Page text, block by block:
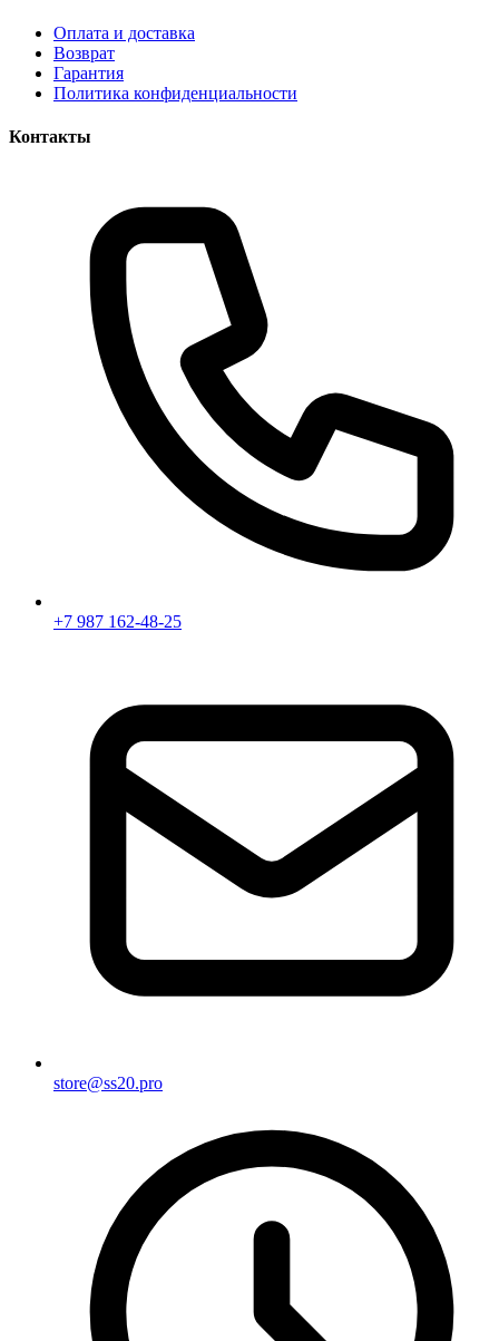
Оплата и доставка
Возврат
Гарантия
Политика конфиденциальности
Контакты
+7 987 162-48-25
store@ss20.pro